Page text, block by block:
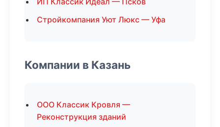
Стройкомпания Уют Люкс — Уфа
Компании в Казань
ООО Классик Кровля —
Реконструкция зданий